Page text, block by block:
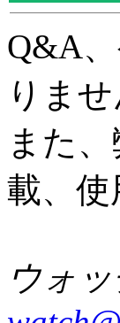
Q&A
りませ
また
載、
ウォ